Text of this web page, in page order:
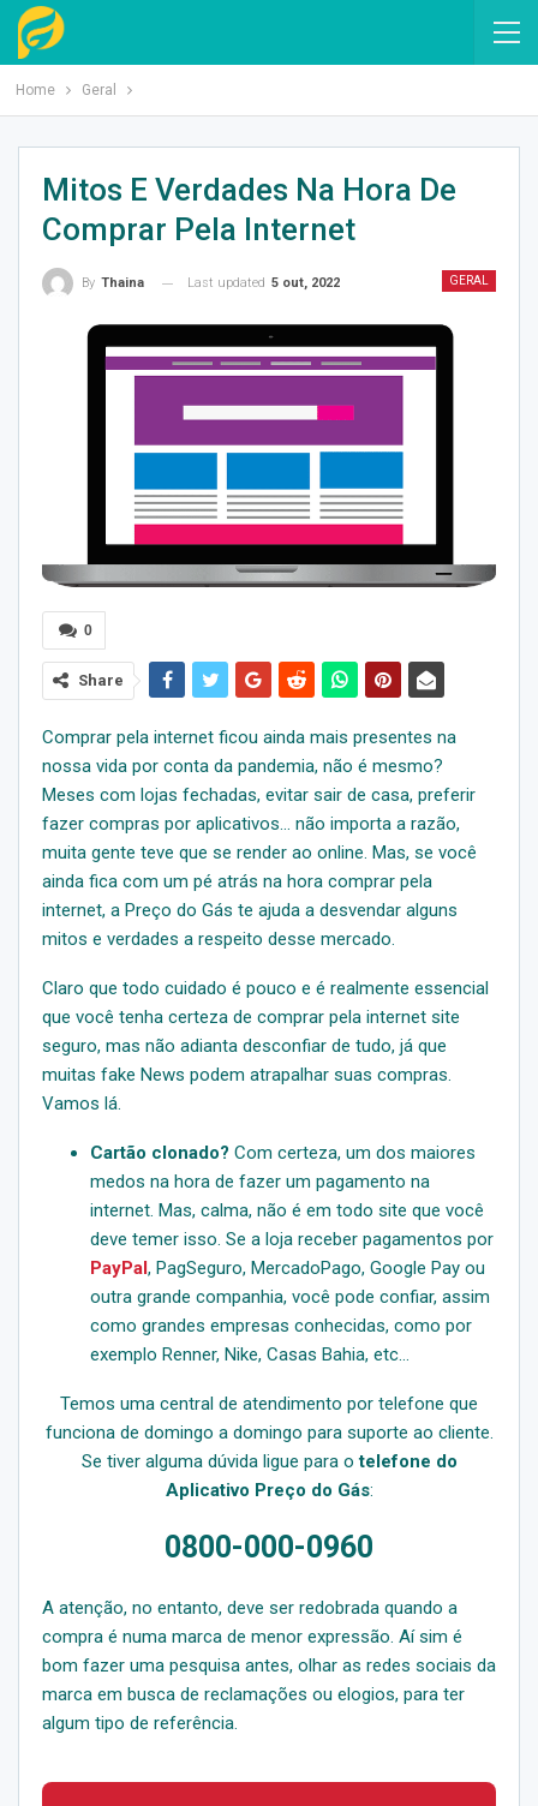
Home Geral
Mitos E Verdades Na Hora De
Comprar Pela Internet
GERAL
By Thaina Last updated 5 out, 2022
0
Share
Comprar pela internet ficou ainda mais presentes na
nossa vida por conta da pandemia, não é mesmo?
Meses com lojas fechadas, evitar sair de casa, preferir
fazer compras por aplicativos… não importa a razão,
muita gente teve que se render ao online. Mas, se você
ainda fica com um pé atrás na hora comprar pela
internet, a Preço do Gás te ajuda a desvendar alguns
mitos e verdades a respeito desse mercado.
Claro que todo cuidado é pouco e é realmente essencial
que você tenha certeza de comprar pela internet site
seguro, mas não adianta desconfiar de tudo, já que
muitas fake News podem atrapalhar suas compras.
Vamos lá.
Cartão clonado? Com certeza, um dos maiores
medos na hora de fazer um pagamento na
internet. Mas, calma, não é em todo site que você
deve temer isso. Se a loja receber pagamentos por
PayPal , PagSeguro, MercadoPago, Google Pay ou
outra grande companhia, você pode confiar, assim
como grandes empresas conhecidas, como por
exemplo Renner, Nike, Casas Bahia, etc…
Temos uma central de atendimento por telefone que
funciona de domingo a domingo para suporte ao cliente.
Se tiver alguma dúvida ligue para otelefone do
Aplicativo Preço do Gás:
0800-000-0960
A atenção, no entanto, deve ser redobrada quando a
compra é numa marca de menor expressão. Aí sim é
bom fazer uma pesquisa antes, olhar as redes sociais da
marca em busca de reclamações ou elogios, para ter
algum tipo de referência.